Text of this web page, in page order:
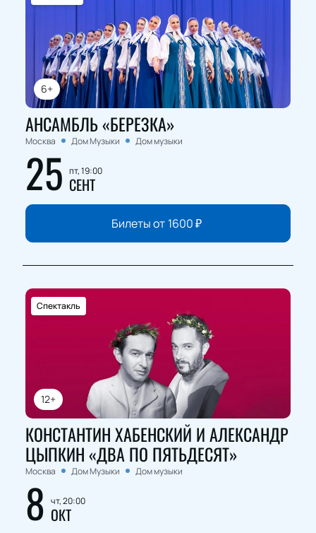
6+
АНСАМБЛЬ «БЕРЕЗКА»
Москва Дом Музыки Дом музыки
25 пт, 19:00
СЕНТ
Билеты от 1600₽
12+
Спектакль
КОНСТАНТИН ХАБЕНСКИЙ И АЛЕКСАНДР
ЦЫПКИН «ДВА ПО ПЯТЬДЕСЯТ»
Москва Дом Музыки Дом музыки
8 чт, 20:00
ОКТ